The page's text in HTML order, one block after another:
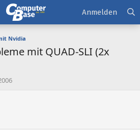
Anmelden
Nvidia
mit QUAD-SLI (2x